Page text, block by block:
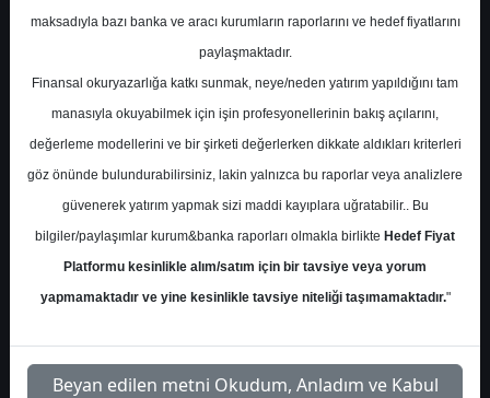
Ortalama Fiyat Tahmini
Ortalama Getiri Potansiyeli
Kurum Sayısı
11
6
Paralel
Get.
1
Altı Get.
1
Üstü Get.
3
Çarşamba, 24 Aralık 2025
maksadıyla bazı banka ve aracı kurumların raporlarını ve hedef fiyatlarını
paylaşmaktadır.
Finansal okuryazarlığa katkı sunmak, neye/neden yatırım yapıldığını tam
manasıyla okuyabilmek için işin profesyonellerinin bakış açılarını,
değerleme modellerini ve bir şirketi değerlerken dikkate aldıkları kriterleri
göz önünde bulundurabilirsiniz, lakin yalnızca bu raporlar veya analizlere
güvenerek yatırım yapmak sizi maddi kayıplara uğratabilir.. Bu
bilgiler/paylaşımlar kurum&banka raporları olmakla birlikte Hedef Fiyat
Platformu kesinlikle alım/satım için bir tavsiye veya yorum
yapmamaktadır ve yine kesinlikle tavsiye niteliği taşımamaktadır."
Beyan edilen metni Okudum, Anladım ve Kabul